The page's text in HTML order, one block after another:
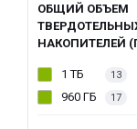
ОБЩИЙ ОБЪЕМ
НАКОПИТЕЛЕЙ
1 ТБ 13
960 ГБ 17